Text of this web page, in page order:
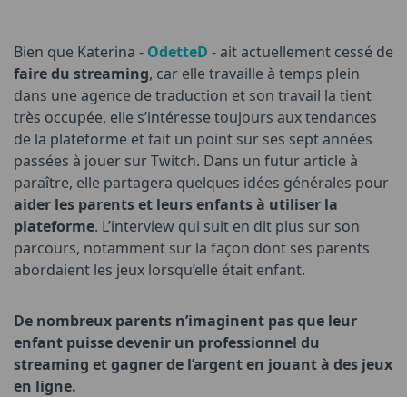
Bien que Katerina - OdetteD - ait actuellement cessé de
faire du streaming, car elle travaille à temps plein
dans une agence de traduction et son travail la tient
très occupée, elle s’intéresse toujours aux tendances
de la plateforme et fait un point sur ses sept années
passées à jouer sur Twitch. Dans un futur article à
paraître, elle partagera quelques idées générales pour
aider les parents et leurs enfants à utiliser la
plateforme. L’interview qui suit en dit plus sur son
parcours, notamment sur la façon dont ses parents
abordaient les jeux lorsqu’elle était enfant.
De nombreux parents n’imaginent pas que leur
enfant puisse devenir un professionnel du
streaming et gagner de l’argent en jouant à des jeux
en ligne.